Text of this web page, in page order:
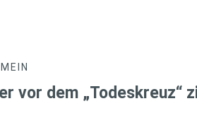
vor dem „Todeskreuz“